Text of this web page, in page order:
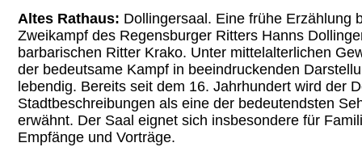
Altes Rathaus: Dollingersaal. Eine frühe Erzählung
Zweikampf des Regensburger Ritters Hanns
barbarischen Ritter Krako. Unter mittelalterlichen
der bedeutsame Kampf in beeindruckenden
lebendig. Bereits seit dem 16. Jahrhundert wird der
Stadtbeschreibungen als eine der bedeutendsten
erwähnt. Der Saal eignet sich insbesondere für
Empfänge und Vorträge.